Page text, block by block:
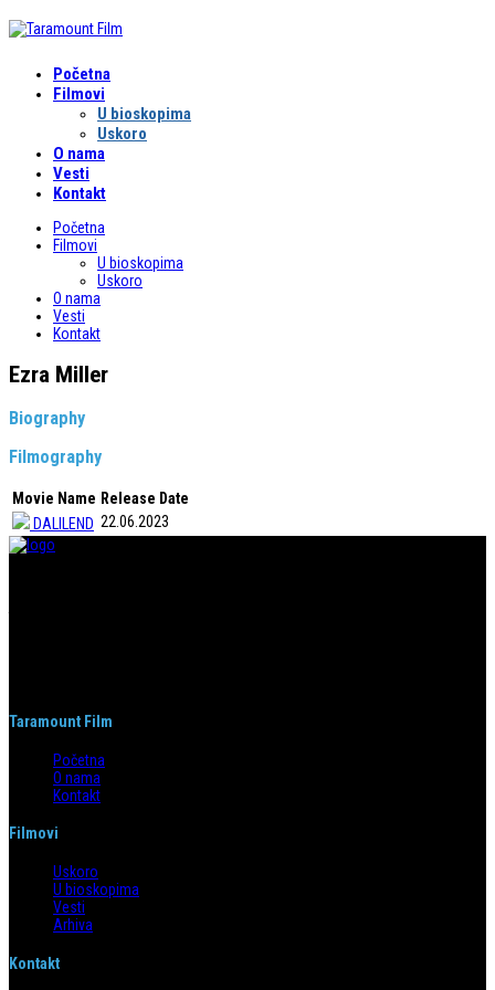
Početna
Filmovi
U bioskopima
Uskoro
O nama
Vesti
Kontakt
Početna
Filmovi
U bioskopima
Uskoro
O nama
Vesti
Kontakt
Ezra Miller
Biography
Filmography
Movie Name Release Date
DALILEND 22.06.2023
Taramount Film
Početna
O nama
Kontakt
Filmovi
Uskoro
U bioskopima
Vesti
Arhiva
Kontakt